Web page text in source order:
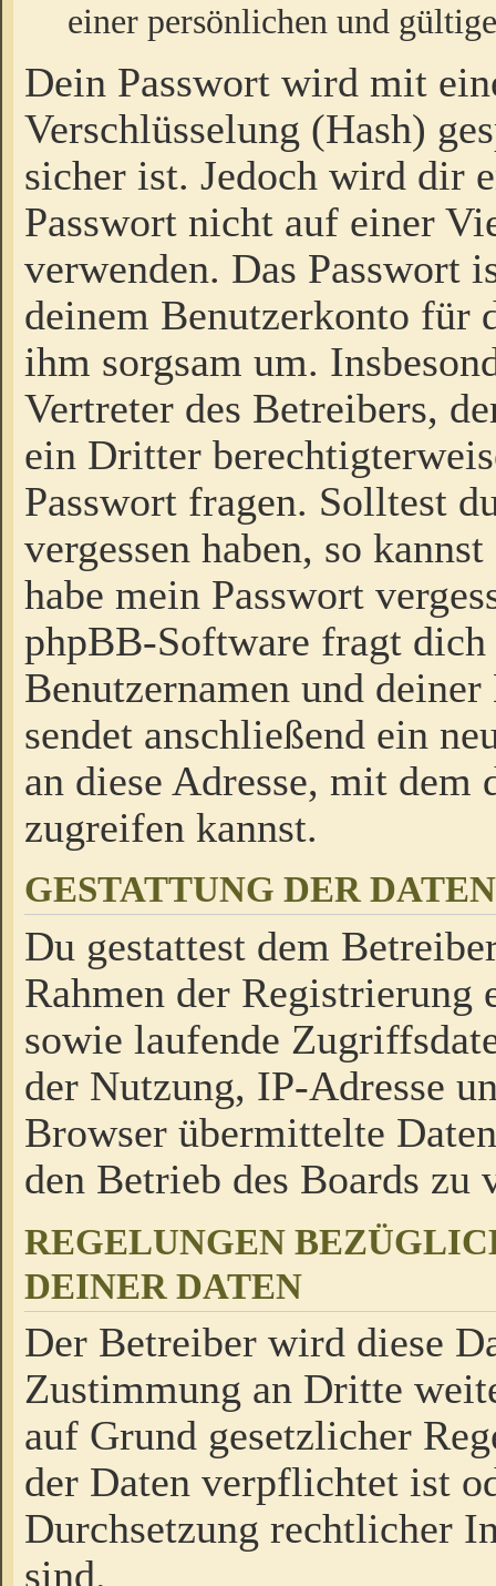
einer persönlichen und
Dein Passwort wird mit
Verschlüsselung (Hash)
sicher ist. Jedoch wird dir
Passwort nicht auf einer
verwenden. Das Passwort
deinem Benutzerkonto für
ihm sorgsam um.
Vertreter des Betreibers,
ein Dritter
Passwort fragen. Solltest
vergessen haben, so
habe mein Passwort
phpBB-Software fragt dich
Benutzernamen und
sendet anschließend ein
an diese Adresse, mit dem
zugreifen kannst.
GESTATTUNG DER
Du gestattest dem
Rahmen der Registrierung
sowie laufende
der Nutzung, IP-Adresse
Browser übermittelte
den Betrieb des Boards zu
REGELUNGEN
DEINER DATEN
Der Betreiber wird diese
Zustimmung an Dritte
auf Grund gesetzlicher
der Daten verpflichtet ist
Durchsetzung rechtlicher
sind.